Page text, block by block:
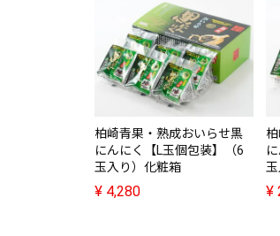
柏崎青果・熟成おいらせ黒
にんにく【L玉個包装】（6
玉入り）化粧箱
¥ 4,280 ¥